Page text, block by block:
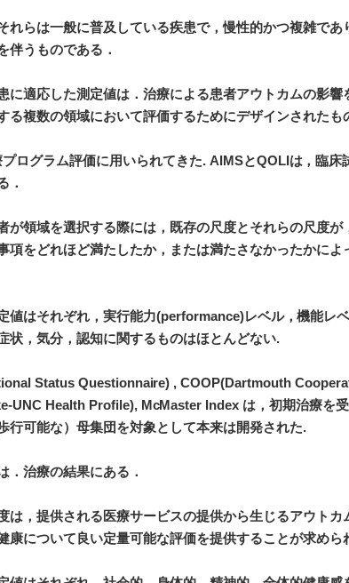
れらは一般に普及している疾患で，慢性的かつ複雑であ
伴うものである．
に適応した測定値は．治療による患者アウトカムの影響
る複数の領域において評価するためにデザインされたも
ログラム評価に用いられてきた. AIMSとQOLIは，臨床
．
が領域を選択する際には，既存の尺度とそれらの尺度が
項をどれほど満たしたか，または満たさなかったかによ
値はそれぞれ，実行能力(performance)レベル，機能レ
状，気分，認知に関するものはほとんどない.
Status Questionnaire) , COOP(Dartmouth
UNC Health Profile), McMaster Index は，初期治療を
行可能な）母集団を対象として本来は開発された.
．治療の結果にある．
は，提供される医療サービスの提供から生じるアウトカ
康について良い定量可能な評価を提供することが求めら